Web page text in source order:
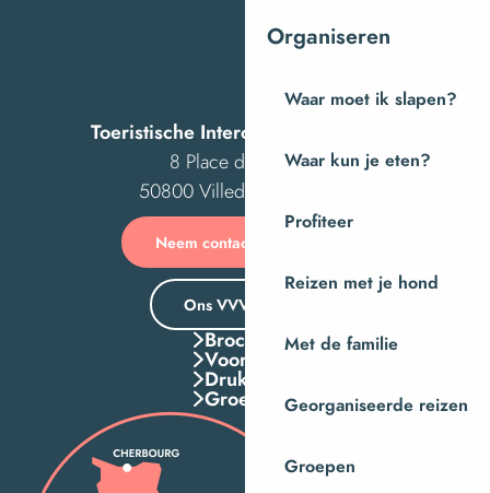
Organiseren
Waar moet ik slapen?
Waar kun je eten?
Profiteer
Reizen met je hond
Met de familie
Georganiseerde reizen
Groepen
Toeristische Intercom van Villedieu
8 Place des Costils
50800 Villedieu-les-Poêles
Neem contact met ons op
Ons VVV-kantoor
Brochures
Voordelen
Druk Op
Groepen